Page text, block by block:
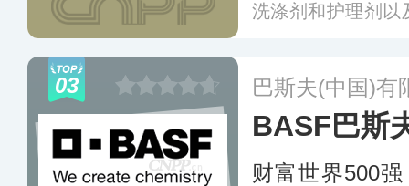
洗涤剂和护理剂以
业务覆盖全球。更
03 巴斯夫(中国)有
BASF巴斯
财富世界500强